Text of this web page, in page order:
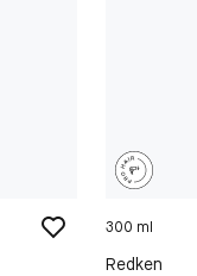
300 ml
Redken